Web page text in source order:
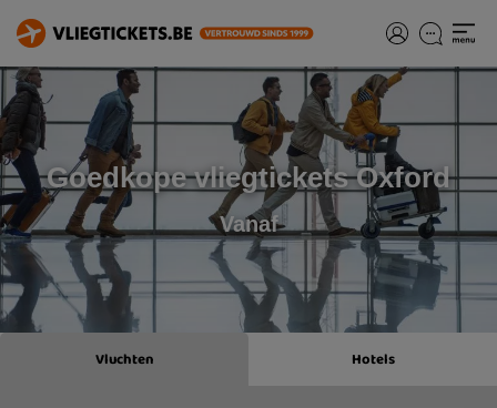
Goedkope vliegtickets Oxford
Vanaf